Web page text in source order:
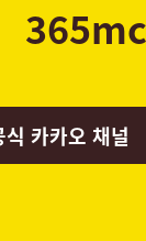
365mc
식 카카오 채널